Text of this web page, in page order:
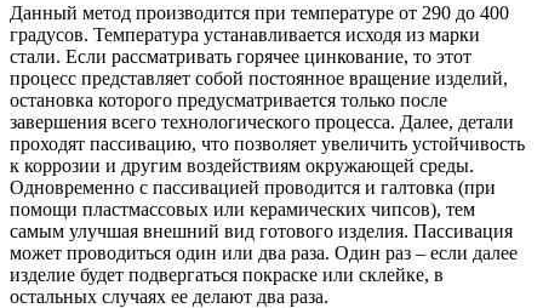
Данный метод производится при температуре от 290 до 400
градусов. Температура устанавливается исходя из марки
стали. Если рассматривать горячее цинкование, то этот
процесс представляет собой постоянное вращение изделий,
остановка которого предусматривается только после
завершения всего технологического процесса. Далее, детали
проходят пассивацию, что позволяет увеличить устойчивость
к коррозии и другим воздействиям окружающей среды.
Одновременно с пассивацией проводится и галтовка (при
помощи пластмассовых или керамических чипсов), тем
самым улучшая внешний вид готового изделия. Пассивация
может проводиться один или два раза. Один раз – если далее
изделие будет подвергаться покраске или склейке, в
остальных случаях ее делают два раза.